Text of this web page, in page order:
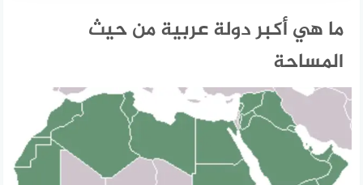
ما هي أكبر دولة عربية من حيث
المساحة